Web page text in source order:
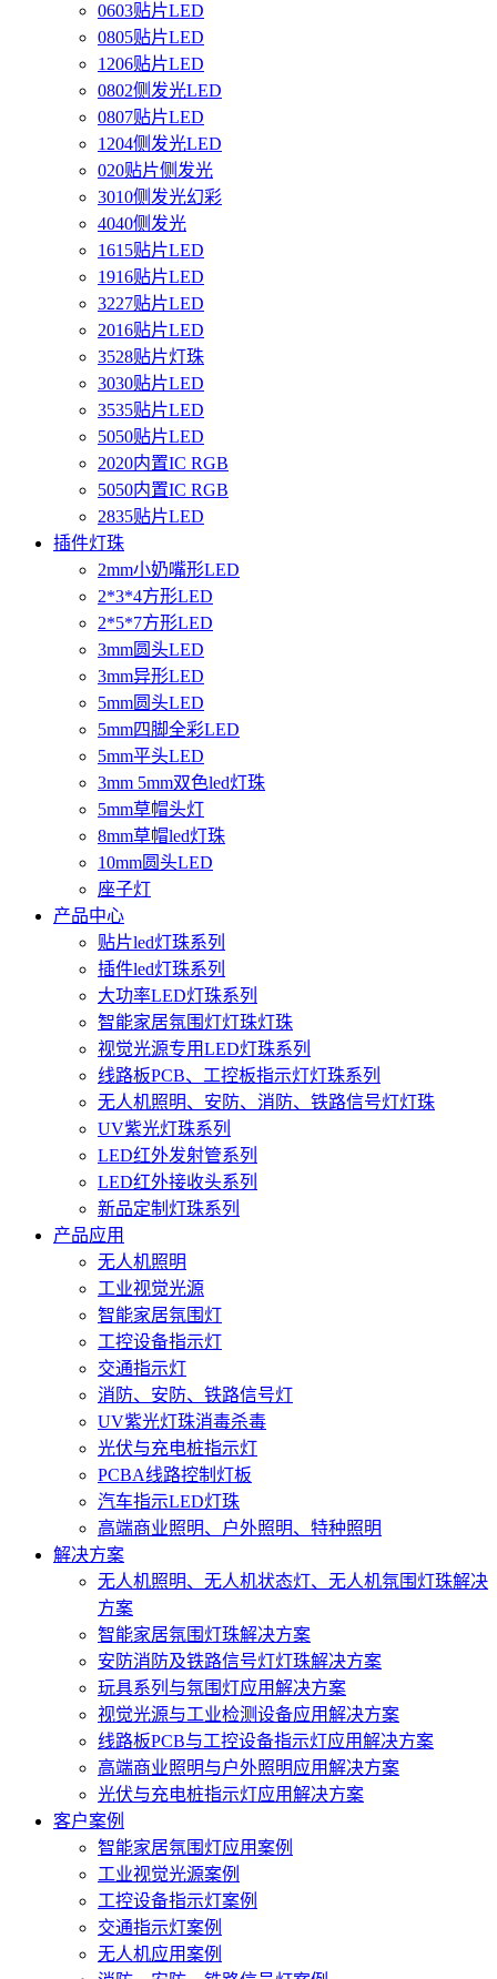
0603贴片LED
0805贴片LED
1206贴片LED
0802侧发光LED
0807贴片LED
1204侧发光LED
020贴片侧发光
3010侧发光幻彩
4040侧发光
1615贴片LED
1916贴片LED
3227贴片LED
2016贴片LED
3528贴片灯珠
3030贴片LED
3535贴片LED
5050贴片LED
2020内置IC RGB
5050内置IC RGB
2835贴片LED
插件灯珠
2mm小奶嘴形LED
2*3*4方形LED
2*5*7方形LED
3mm圆头LED
3mm异形LED
5mm圆头LED
5mm四脚全彩LED
5mm平头LED
3mm 5mm双色led灯珠
5mm草帽头灯
8mm草帽led灯珠
10mm圆头LED
座子灯
产品中心
贴片led灯珠系列
插件led灯珠系列
大功率LED灯珠系列
智能家居氛围灯灯珠灯珠
视觉光源专用LED灯珠系列
线路板PCB、工控板指示灯灯珠系列
无人机照明、安防、消防、铁路信号灯灯珠
UV紫光灯珠系列
LED红外发射管系列
LED红外接收头系列
新品定制灯珠系列
产品应用
无人机照明
工业视觉光源
智能家居氛围灯
工控设备指示灯
交通指示灯
消防、安防、铁路信号灯
UV紫光灯珠消毒杀毒
光伏与充电桩指示灯
PCBA线路控制灯板
汽车指示LED灯珠
高端商业照明、户外照明、特种照明
解决方案
无人机照明、无人机状态灯、无人机氛围灯珠解决
方案
智能家居氛围灯珠解决方案
安防消防及铁路信号灯灯珠解决方案
玩具系列与氛围灯应用解决方案
视觉光源与工业检测设备应用解决方案
线路板PCB与工控设备指示灯应用解决方案
高端商业照明与户外照明应用解决方案
光伏与充电桩指示灯应用解决方案
客户案例
智能家居氛围灯应用案例
工业视觉光源案例
工控设备指示灯案例
交通指示灯案例
无人机应用案例